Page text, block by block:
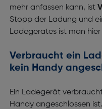
mehr anfassen kann, ist
Stopp der Ladung und
Ladegerätes ist man
Verbraucht ein
kein Handy
Ein Ladegerät
Handy angeschlossen